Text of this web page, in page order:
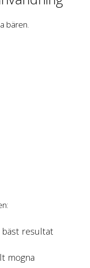
bären.
resultat
mogna